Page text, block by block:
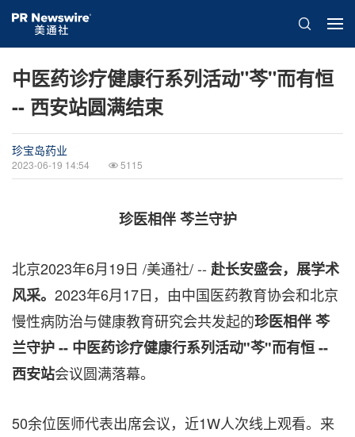
中医药诊疗健康行系列活动"芩"而有恒
-- 西安站圆满结束
珍宝岛药业
2023-06-19 14:54 5115
珍医相伴 芩兰守护
北京2023年6月19日 /美通社/ -- 赴长安盛会，展学术
风采。 2023年6月17日，由中国医药教育协会和北京
慢性病防治与健康教育研究会共发起的珍医相伴 芩
兰守护 -- 中医药诊疗健康行系列活动"芩"而有恒--
西安站会议圆满落幕。
50余位医师代表出席会议，近1W人次线上观看。来